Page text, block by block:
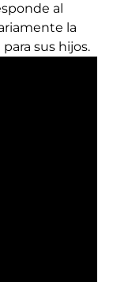
al
la
sus hijos.